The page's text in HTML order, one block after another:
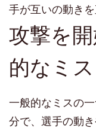
手が互いの動き
攻撃を
的なミス
一般的なミスの
分で、選手の動